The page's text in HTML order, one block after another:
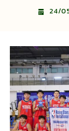
24/